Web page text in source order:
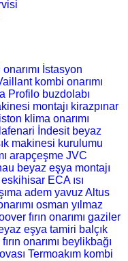
İstasyon
kombi onarımı
Profilo buzdolabı
montajı kirazpınar
klima onarımı
İndesit beyaz
makinesi kurulumu
arapçeşme JVC
beyaz eşya montajı
eskihisar ECA ısı
adem yavuz Altus
osman yılmaz
fırın onarımı gaziler
eşya tamiri balçık
onarımı beylikbağı
Termoakım kombi